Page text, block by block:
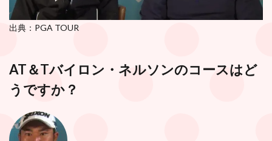
出典：PGA TOUR
AT＆Tバイロン・ネルソンのコースはど
うですか？